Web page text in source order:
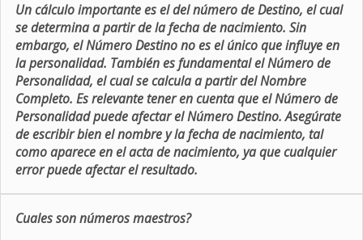
Un cálculo importante es el del número de Destino, el cual
se determina a partir de la fecha de nacimiento. Sin
embargo, el Número Destino no es el único que influye en
la personalidad. También es fundamental el Número de
Personalidad, el cual se calcula a partir del Nombre
Completo. Es relevante tener en cuenta que el Número de
Personalidad puede afectar el Número Destino. Asegúrate
de escribir bien el nombre y la fecha de nacimiento, tal
como aparece en el acta de nacimiento, ya que cualquier
error puede afectar el resultado.
Cuales son números maestros?